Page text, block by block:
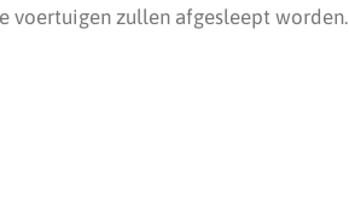
voertuigen zullen afgesleept worden.